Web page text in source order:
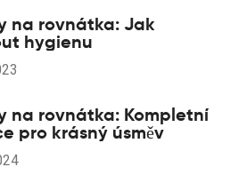
na rovnátka: Jak
hygienu
na rovnátka: Kompletní
pro krásný úsměv